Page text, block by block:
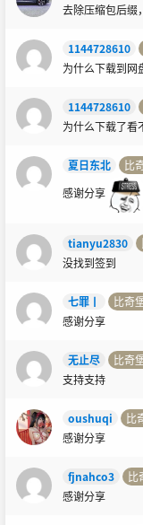
去除压缩包后缀
1144728610
为什么下载到网
1144728610
为什么下载了看
夏日东北 比
感谢分享
tianyu2830
没找到签到
七罪丨 比奇
感谢分享
无止尽 比奇
支持支持
oushuqi 比
感谢分享
fjnahco3 比
感谢分享